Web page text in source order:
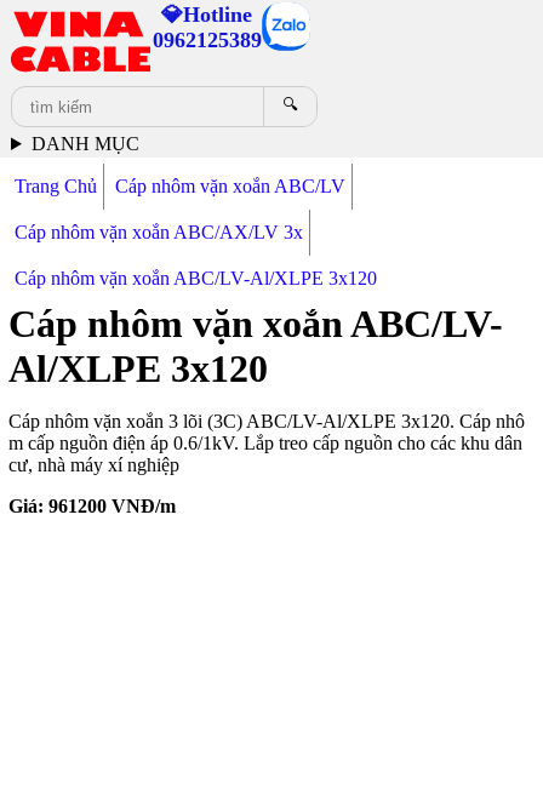
💎Hotline
0962125389
🔍
DANH MỤC
Trang Chủ Cáp nhôm vặn xoắn ABC/LV
Cáp nhôm vặn xoắn ABC/AX/LV 3x
Cáp nhôm vặn xoắn ABC/LV-Al/XLPE 3x120
Cáp nhôm vặn xoắn ABC/LV-
Al/XLPE 3x120
Cáp nhôm vặn xoắn 3 lõi (3C) ABC/LV-Al/XLPE 3x120. Cáp nhô
m cấp nguồn điện áp 0.6/1kV. Lắp treo cấp nguồn cho các khu dân
cư, nhà máy xí nghiệp
Giá: 961200VNĐ/m